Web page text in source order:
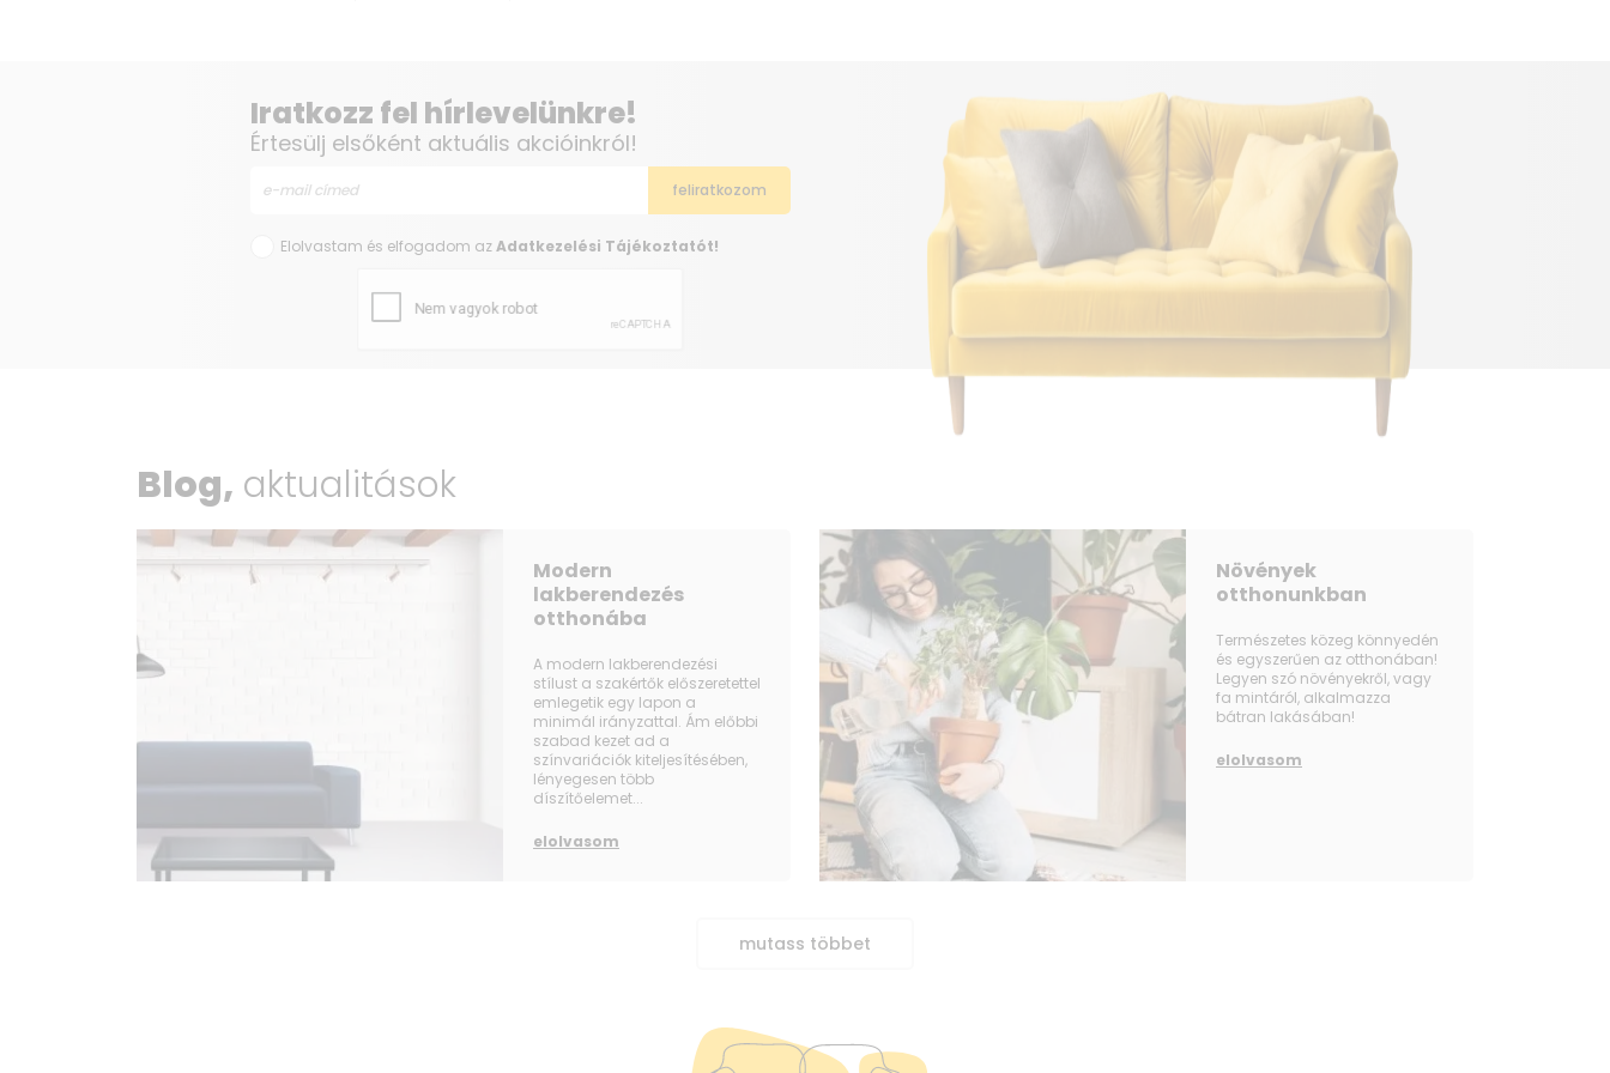
Iratkozz fel hírlevelünkre!
Értesülj elsőként aktuális akcióinkról!
Elolvastam és elfogadom azAdatkezelési Tájékoztatót!
Blog, aktualitások
Modern
lakberendezés
otthonába
A modern lakberendezési
stílust a szakértők előszeretettel
emlegetik egy lapon a
minimál irányzattal. Ám előbbi
szabad kezet ad a
színvariációk kiteljesítésében,
lényegesen több
díszítőelemet...
elolvasom
Növények
otthonunkban
Természetes közeg könnyedén
és egyszerűen az otthonában!
Legyen szó növényekről, vagy
fa mintáról, alkalmazza
bátran lakásában!
elolvasom
mutass többet